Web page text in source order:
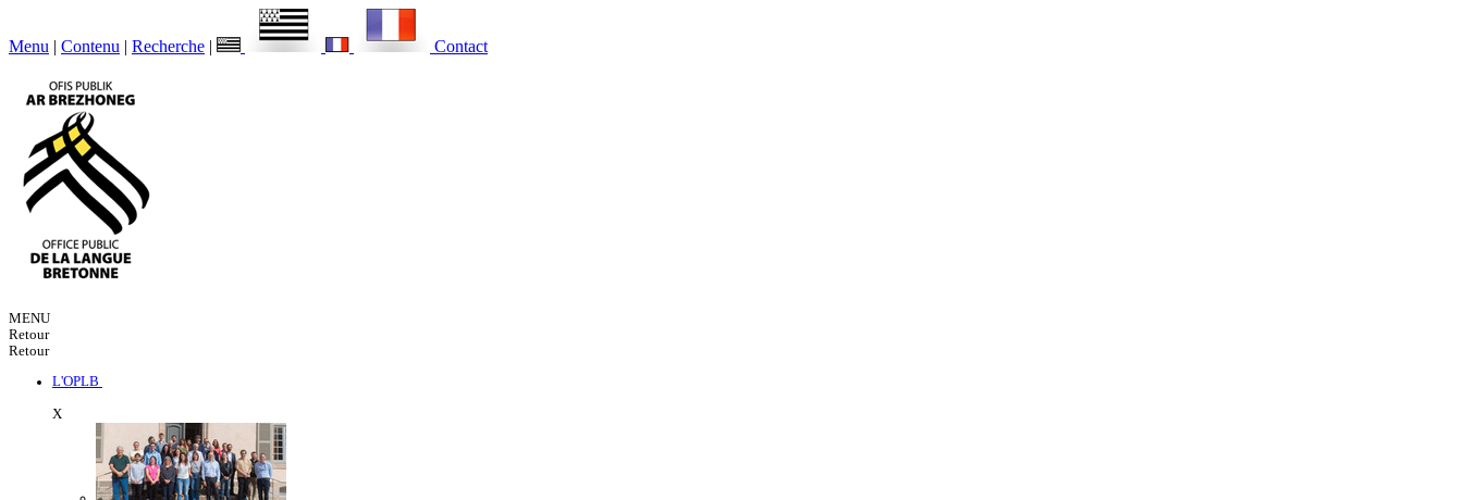
Menu | Contenu | Recherche | Contact
MENU
Retour
Retour
L'OPLB
X